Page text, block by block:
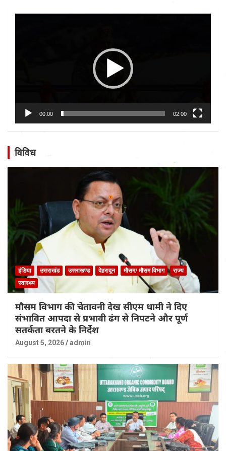
00:00 02:00
विविध
इंडिया उत्तराखंड उत्तराखण्ड देहरादून मौसम/ मौसम विभाग
राज्य
स्वास्थ्य
मौसम विभाग की चेतावनी देख सीएम धामी ने दिए
संभावित आपदा से प्रभावी ढंग से निपटने और पूर्ण
सतर्कता बरतने के निर्देश
August 5, 2026 admin